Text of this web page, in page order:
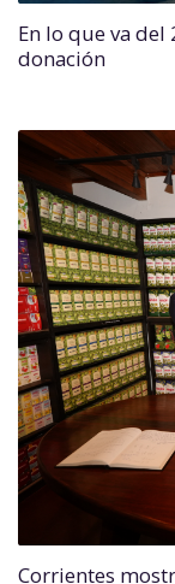
En lo que va
donación
Corrientes